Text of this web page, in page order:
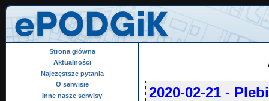
Strona główna
Aktualności
Najczęstsze pytania
O serwisie
Inne nasze serwisy
2020-02-21 -